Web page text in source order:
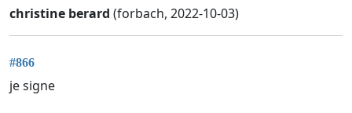
christine berard (forbach, 2022-10-03)
#866
je signe